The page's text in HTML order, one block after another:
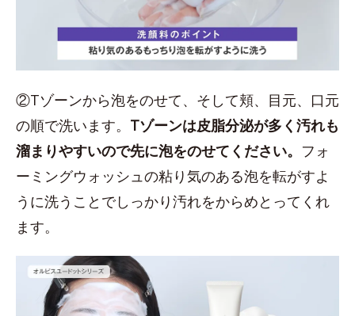
②Tゾーンから泡をのせて、そして頬、目元、口元
の順で洗います。 Tゾーンは皮脂分泌が多く汚れも
溜まりやすいので先に泡をのせてください。 フォ
ーミングウォッシュの粘り気のある泡を転がすよ
うに洗うことでしっかり汚れをからめとってくれ
ます。